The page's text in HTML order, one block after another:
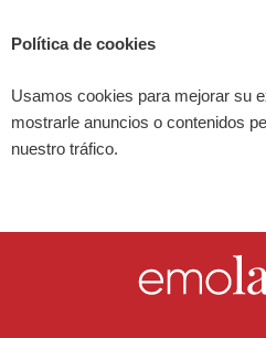
Política de cookies
Usamos cookies para mejorar su
mostrarle anuncios o contenidos
nuestro tráfico.